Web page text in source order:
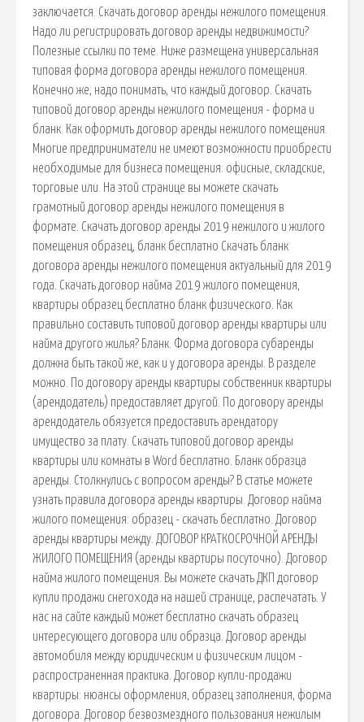
заключается. Скачать договор аренды нежилого помещения.
Надо ли регистрировать договор аренды недвижимости?
Полезные ссылки по теме. Ниже размещена универсальная
типовая форма договора аренды нежилого помещения.
Конечно же, надо понимать, что каждый договор. Скачать
типовой договор аренды нежилого помещения - форма и
бланк. Как оформить договор аренды нежилого помещения.
Многие предприниматели не имеют возможности приобрести
необходимые для бизнеса помещения: офисные, складские,
торговые или. На этой странице вы можете скачать
грамотный договор аренды нежилого помещения в
формате. Скачать договор аренды 2019 нежилого и жилого
помещения образец, бланк бесплатно Скачать бланк
договора аренды нежилого помещения актуальный для 2019
года. Скачать договор найма 2019 жилого помещения,
квартиры образец бесплатно бланк физического. Как
правильно составить типовой договор аренды квартиры или
найма другого жилья? Бланк. Форма договора субаренды
должна быть такой же, как и у договора аренды. В разделе
можно. По договору аренды квартиры собственник квартиры
(арендодатель) предоставляет другой. По договору аренды
арендодатель обязуется предоставить арендатору
имущество за плату. Скачать типовой договор аренды
квартиры или комнаты в Word бесплатно. Бланк образца
аренды. Столкнулись с вопросом аренды? В статье можете
узнать правила договора аренды квартиры. Договор найма
жилого помещения: образец - скачать бесплатно. Договор
аренды квартиры между. ДОГОВОР КРАТКОСРОЧНОЙ АРЕНДЫ
ЖИЛОГО ПОМЕЩЕНИЯ (аренды квартиры посуточно). Договор
найма жилого помещения. Вы можете скачать ДКП договор
купли продажи снегохода на нашей странице, распечатать. У
нас на сайте каждый может бесплатно скачать образец
интересующего договора или образца. Договор аренды
автомобиля между юридическим и физическим лицом -
распространенная практика. Договор купли-продажи
квартиры: нюансы оформления, образец заполнения, форма
договора. Договор безвозмездного пользования нежилым